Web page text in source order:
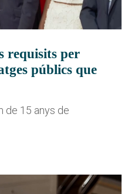
requisits per
públics que
de 15 anys de